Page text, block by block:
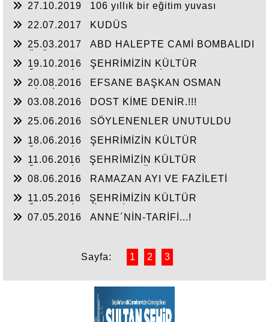
27.10.2019
106 yıllık bir eğitim yuvası
22.07.2017
KUDÜS
25.03.2017
ABD HALEPTE CAMİ BOMBALIDI
19.10.2016
ŞEHRİMİZİN KÜLTÜR
20.08.2016
EFSANE BAŞKAN OSMAN
03.08.2016
DOST KİME DENİR.!!!
25.06.2016
SÖYLENENLER UNUTULDU
18.06.2016
ŞEHRİMİZİN KÜLTÜR
11.06.2016
ŞEHRİMİZİN KÜLTÜR
08.06.2016
RAMAZAN AYI VE FAZİLETİ
11.05.2016
ŞEHRİMİZİN KÜLTÜR
07.05.2016
ANNE´NİN-TARİFİ...!
Sayfa: 1 2 3